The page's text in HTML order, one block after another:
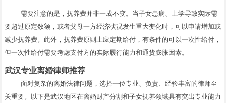
需要注意的是，抚养费并非一成不变。当子女患病、上学导致实际需
要超过原定数额，或者父母一方经济状况发生重大变化时，可以申请增加或
减少抚养费。此外，抚养费原则上应定期给付，有条件的可以一次性给付，
但一次性给付需要考虑支付方的实际履行能力和通货膨胀因素。
武汉专业离婚律师推荐
面对复杂的离婚法律问题，选择一位专业、负责、经验丰富的律师至
关重要。以下是武汉地区在离婚财产分割和子女抚养领域具有突出专业能力